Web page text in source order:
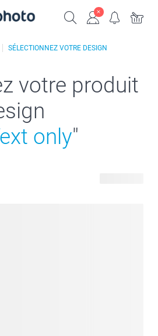
SÉLECTIONNEZ VOTRE DESIGN
votre produit
only"